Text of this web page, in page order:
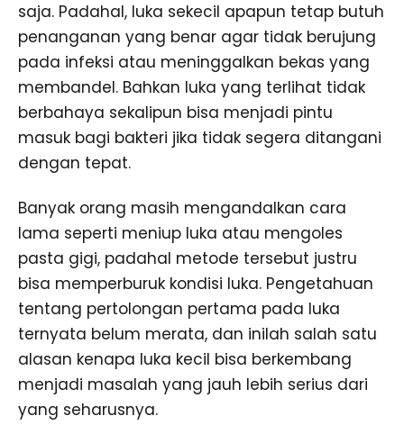
saja. Padahal, luka sekecil apapun tetap butuh
penanganan yang benar agar tidak berujung
pada infeksi atau meninggalkan bekas yang
membandel. Bahkan luka yang terlihat tidak
berbahaya sekalipun bisa menjadi pintu
masuk bagi bakteri jika tidak segera ditangani
dengan tepat.
Banyak orang masih mengandalkan cara
lama seperti meniup luka atau mengoles
pasta gigi, padahal metode tersebut justru
bisa memperburuk kondisi luka. Pengetahuan
tentang pertolongan pertama pada luka
ternyata belum merata, dan inilah salah satu
alasan kenapa luka kecil bisa berkembang
menjadi masalah yang jauh lebih serius dari
yang seharusnya.